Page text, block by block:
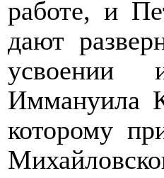
работе, и
дают
усвоении
Иммануила
которому